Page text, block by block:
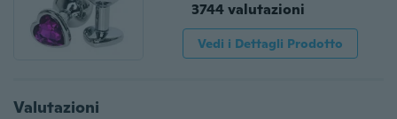
3744 valutazioni
Vedi i Dettagli Prodotto
Valutazioni